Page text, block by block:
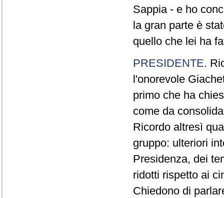
Sappia - e ho
la gran parte è
quello che lei ha
PRESIDENTE.
l'onorevole
primo che ha
come da
Ricordo altresì
gruppo: ulteriori
Presidenza, dei
ridotti rispetto ai
Chiedono di